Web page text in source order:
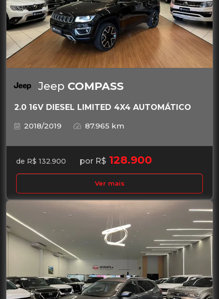
Jeep COMPASS
2.0 16V DIESEL LIMITED 4X4 AUTOMÁTICO
2018/2019
87.965 km
de R$ 132.900 por R$ 128.900
Ver mais